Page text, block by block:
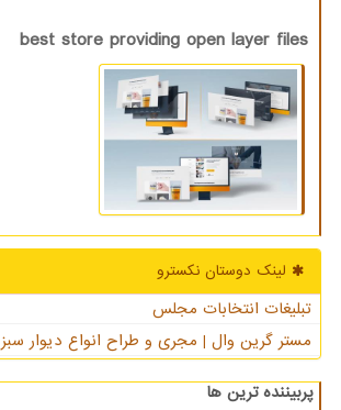
best store providing open layer files
لینک دوستان نكسترو
تبلیغات انتخابات مجلس
مستر گرین وال | مجری و طراح انواع دیوار سبز
پربیننده ترین ها